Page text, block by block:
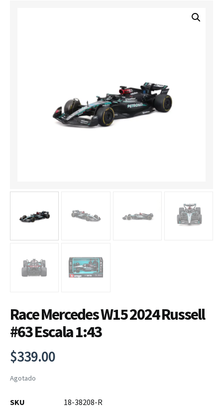
Race Mercedes W15 2024 Russell
#63 Escala 1:43
$339.00
Agotado
SKU
18-38208-R